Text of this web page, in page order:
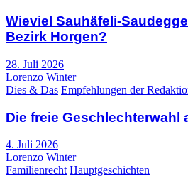
Wieviel Sauhäfeli-
Bezirk Horgen?
28. Juli 2026
Lorenzo Winter
Dies & Das Empfehlungen der
Die freie Geschlechterwahl
4. Juli 2026
Lorenzo Winter
Familienrecht Hauptgeschichten